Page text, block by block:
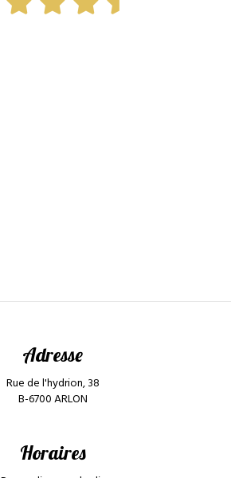
Adresse
Rue de l'hydrion, 38
B-6700 ARLON
Horaires